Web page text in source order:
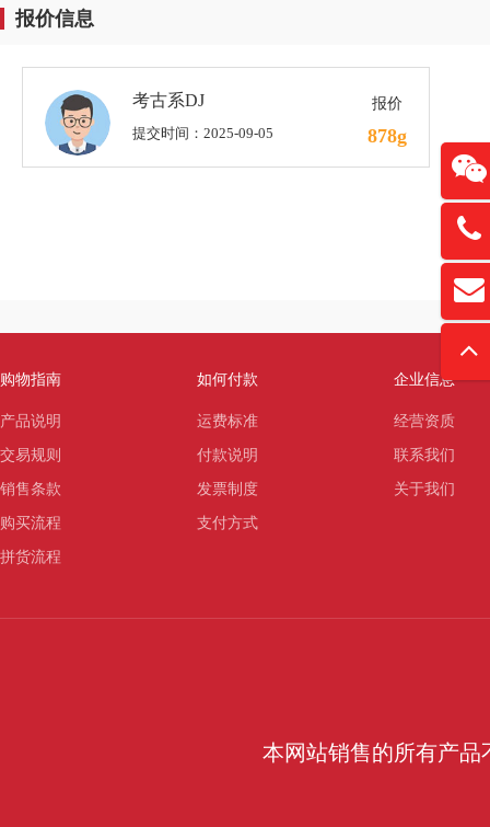
报价信息
考古系DJ
提交时间：2025-09-05
报价
878g
购物指南
产品说明
交易规则
销售条款
购买流程
拼货流程
如何付款
运费标准
付款说明
发票制度
支付方式
企业信息
经营资质
联系我们
关于我们
本网站销售的所有产